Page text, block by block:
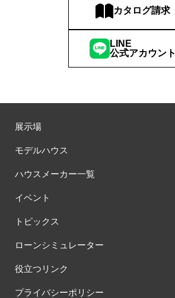
カタログ請求
LINE
公式アカウント
展示場
モデルハウス
ハウスメーカー一覧
イベント
トピックス
ローンシミュレーター
役立つリンク
プライバシーポリシー